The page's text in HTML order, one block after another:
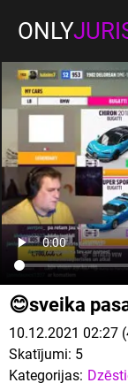
ONLY
😊sveika
10.12.2021 02:27
Skatījumi: 5
Kategorijas: